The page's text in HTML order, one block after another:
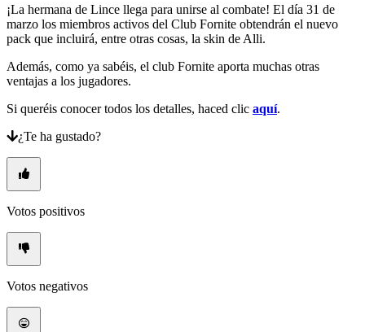
ZH
El
Juego
El
Gameplay
Noticias
Media
Foros
¡La hermana de Lince llega para unirse al combate! El día 31 de
marzo los miembros activos del Club Fornite obtendrán el nuevo
pack que incluirá, entre otras cosas, la skin de Alli.
Además, como ya sabéis, el club Fornite aporta muchas otras
ventajas a los jugadores.
Si queréis conocer todos los detalles, haced clic aquí.
¿Te ha gustado?
Votos positivos
Votos negativos